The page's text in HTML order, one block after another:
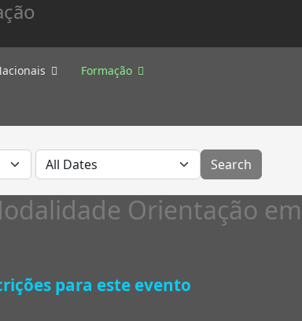
Formação
Orientação
para este evento